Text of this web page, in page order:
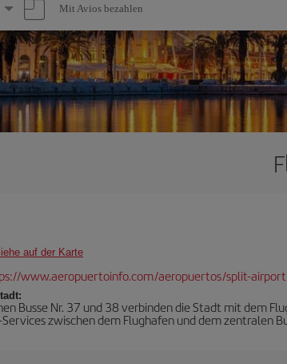
Mit Avios bezahlen
auf der Karte
www.aeropuertoinfo.com/aeropuertos/split-
Busse Nr. 37 und 38 verbinden die Stadt mit dem
zwischen dem Flughafen und dem zentralen